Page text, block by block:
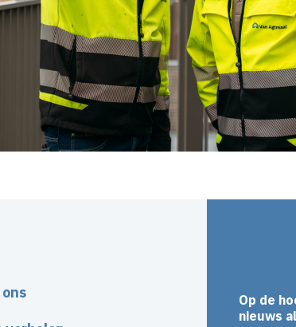
Op de
nieuws